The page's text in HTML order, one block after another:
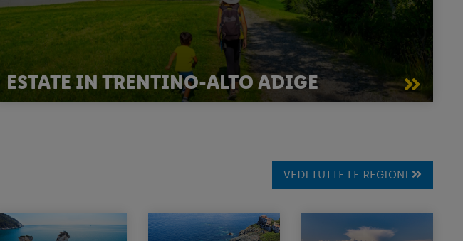
ESTATE IN TRENTINO-ALTO ADIGE
VEDI TUTTE LE REGIONI